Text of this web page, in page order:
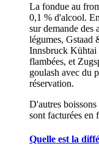
La fondue au
0,1 % d'alcool.
sur demande des
légumes, Gstaad
Innsbruck Kühtai
flambées, et
goulash avec du
réservation.
D'autres
sont facturées en
Quelle est la